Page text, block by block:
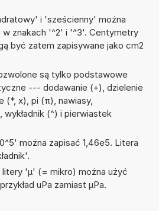
i 'sześcienny' można
w znakach '^2' i '^3'. Centymetry
być zatem zapisywane jako cm2
są tylko podstawowe
--- dodawanie (+), dzielenie
(*, x), pi (π), nawiasy,
(^) i pierwiastek
można zapisać 1,46e5. Litera
litery 'µ' (= mikro) można użyć
uPa zamiast µPa.